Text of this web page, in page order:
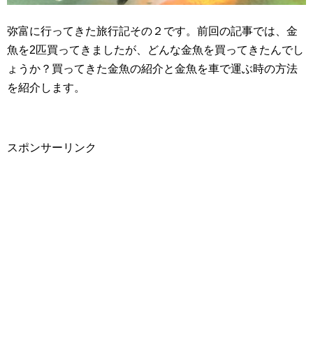
弥富に行ってきた旅行記その２です。前回の記事では、金
魚を2匹買ってきましたが、どんな金魚を買ってきたんでし
ょうか？買ってきた金魚の紹介と金魚を車で運ぶ時の方法
を紹介します。
スポンサーリンク